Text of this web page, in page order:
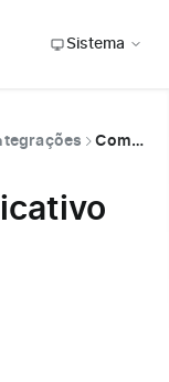
Sistema
Como instalar o aplicativo da INK na Shopify